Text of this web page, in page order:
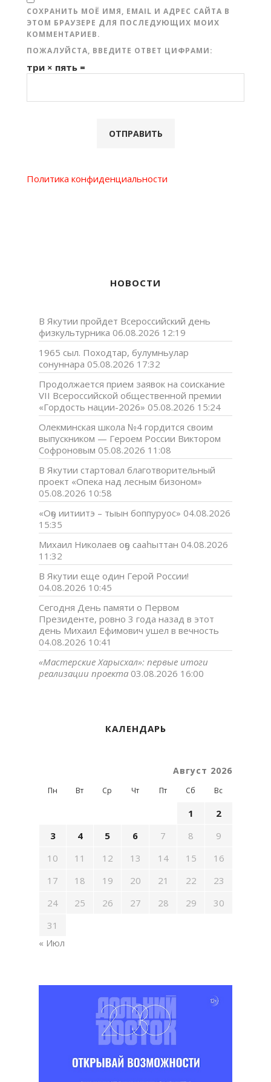
СОХРАНИТЬ МОЁ ИМЯ, EMAIL И АДРЕС САЙТА В
ЭТОМ БРАУЗЕРЕ ДЛЯ ПОСЛЕДУЮЩИХ МОИХ
КОММЕНТАРИЕВ.
ПОЖАЛУЙСТА, ВВЕДИТЕ ОТВЕТ ЦИФРАМИ:
три × пять =
Политика конфиденциальности
НОВОСТИ
В Якутии пройдет Всероссийский день
физкультурника 06.08.2026 12:19
1965 сыл. Походтар, булумньулар
сонуннара 05.08.2026 17:32
Продолжается прием заявок на соискание
VII Всероссийской общественной премии
«Гордость нации-2026» 05.08.2026 15:24
Олекминская школа №4 гордится своим
выпускником — Героем России Виктором
Софроновым 05.08.2026 11:08
В Якутии стартовал благотворительный
проект «Опека над лесным бизоном»
05.08.2026 10:58
«Оҕо иитиитэ – тыын боппуруос» 04.08.2026
15:35
Михаил Николаев оҕо сааһыттан 04.08.2026
11:32
В Якутии еще один Герой России!
04.08.2026 10:45
Сегодня День памяти о Первом
Президенте, ровно 3 года назад в этот
день Михаил Ефимович ушел в вечность
04.08.2026 10:41
«Мастерские Харысхал»: первые итоги
реализации проекта 03.08.2026 16:00
КАЛЕНДАРЬ
Август 2026
Пн Вт Ср Чт Пт Сб Вс
1
2
3
4 5 6 7 8
9
10
11 12 13 14 15
16
17
18 19 20 21 22
23
24
25 26 27 28 29
30
31
« Июл